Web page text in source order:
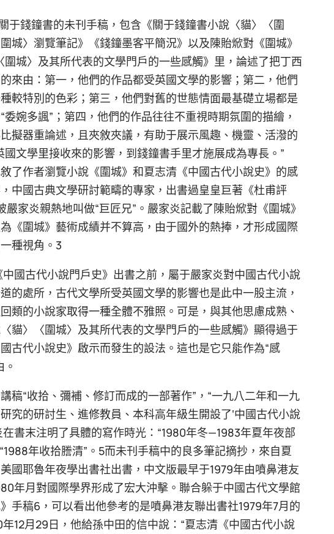
于錢鐘書的未刊手稿，包含《關于錢鐘書小說〈貓〉〈圍
城〉瀏覽筆記》《錢鐘墨客平簡況》以及陳貽焮對《圍城》
城〉及其所代表的文學門戶的一些感觸》里，論述了把丁西
來由：第一，他們的作品都受英國文學的影響；第二，他們
較特別的色彩；第三，他們對舊的世態情面最基礎立場都是
婉多諷”；第四，他們的作品往往不重視時期氛圍的描繪，
擬器重論述，且夾敘夾議，有助于展示風趣、機靈、活潑的
文學里接收來的影響，到錢鐘書手里才施展成為專長。”
了作者瀏覽小說《圍城》和夏志清《中國古代小說史》的感
中國古典文學研討範疇的專家，出書過皇皇巨著《杜甫評
家炎親熱地叫做“巨匠兄”。嚴家炎記載了陳貽焮對《圍城》
《圍城》藝術成績并不算高，由于國外的熱捧，才形成國際
種視角。3
國古代小說門戶史》出書之前，屬于嚴家炎對中國古代小說
的處所，古代文學所受英國文學的影響也是此中一股主流，
類的小說家取得一種全體不雅照。可是，與其他思慮成熟、
貓〉〈圍城〉及其所代表的文學門戶的一些感觸》顯得過于
古代小說史》啟示而發生的設法。這也是它只能作為“感
稿“收拾、彌補、修訂而成的一部著作”，“一九八二年和一九
究的研討生、進修教員、本科高年級生開設了‘中國古代小說
書末注明了具體的寫作時光：“1980年冬—1983年夏年夜部
年收拾謄清”。5而未刊手稿中的良多筆記摘抄，來自夏
國耶魯年夜學出書社出書，中文版最早于1979年由噴鼻港友
年月對國際學界形成了宏大沖擊。聯合躲于中國古代文學館
手稿6，可以看出他參考的是噴鼻港友聯出書社1979年7月的
12月29日，他給孫中田的信中說：“夏志清《中國古代小說